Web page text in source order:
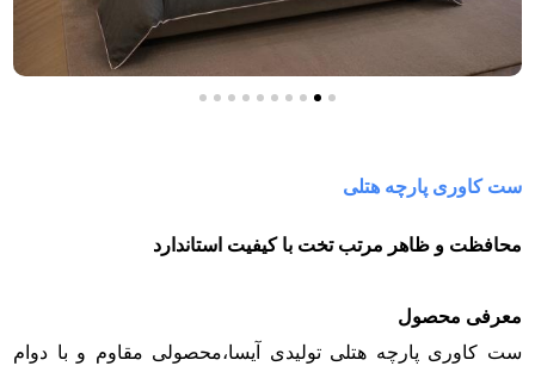
ست کاوری پارچه هتلی
محافظت و ظاهر مرتب تخت با کیفیت استاندارد
معرفی محصول
ست کاوری پارچه هتلی تولیدی آیسا،محصولی مقاوم و با دوام